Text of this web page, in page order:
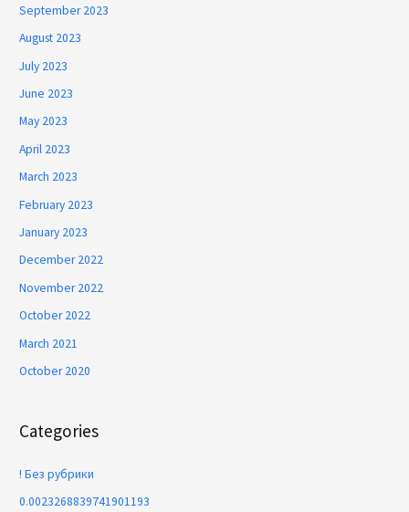
September 2023
August 2023
July 2023
June 2023
May 2023
April 2023
March 2023
February 2023
January 2023
December 2022
November 2022
October 2022
March 2021
October 2020
Categories
! Без рубрики
0.0023268839741901193